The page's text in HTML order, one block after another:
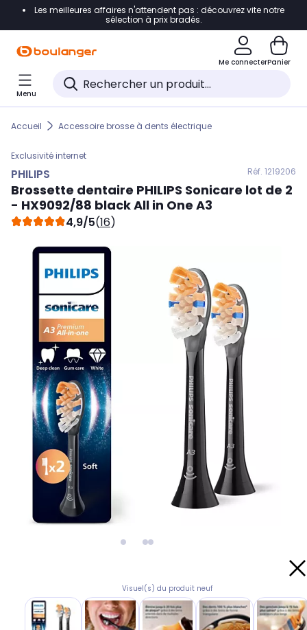
Accéder directement à la navigation
Accéder directement au pied de page
Accéder directement au chatbot
Les meilleures affaires n'attendent pas : découvrez vite notre
sélection à prix bradés.
Me connecterPanier
Menu
Accueil Accessoire brosse à dents électrique
Exclusivité internet
PHILIPS Réf. 1219206
Brossette dentaire PHILIPS Sonicare lot de 2
- HX9092/88 black All in One A3
4,9/5(16)
Visuel(s) du produit neuf